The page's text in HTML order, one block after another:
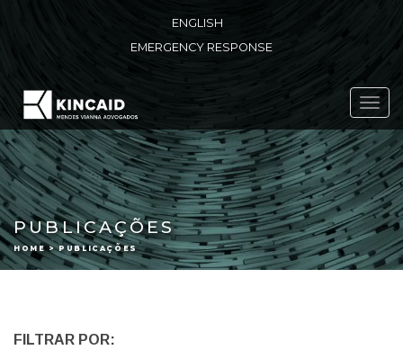
ENGLISH
EMERGENCY RESPONSE
PUBLICAÇÕES
HOME > PUBLICAÇÕES
FILTRAR POR: